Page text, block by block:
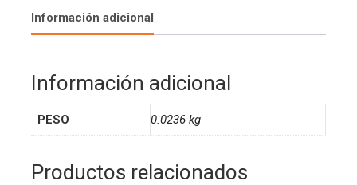
(25)
cantidad
i
e
:
Información adicional
Información adicional
PESO 0.0236 kg
Productos relacionados